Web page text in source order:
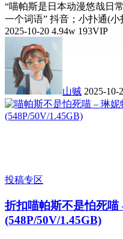
“喵帕斯是日本动漫悠哉日
一个词语” 抖音；小扑通(
2025-10-20 4.94w 193VIP
山贼 2025-10-
投稿专区
折扣喵帕斯不是怕死
(548P/50V/1.45GB)